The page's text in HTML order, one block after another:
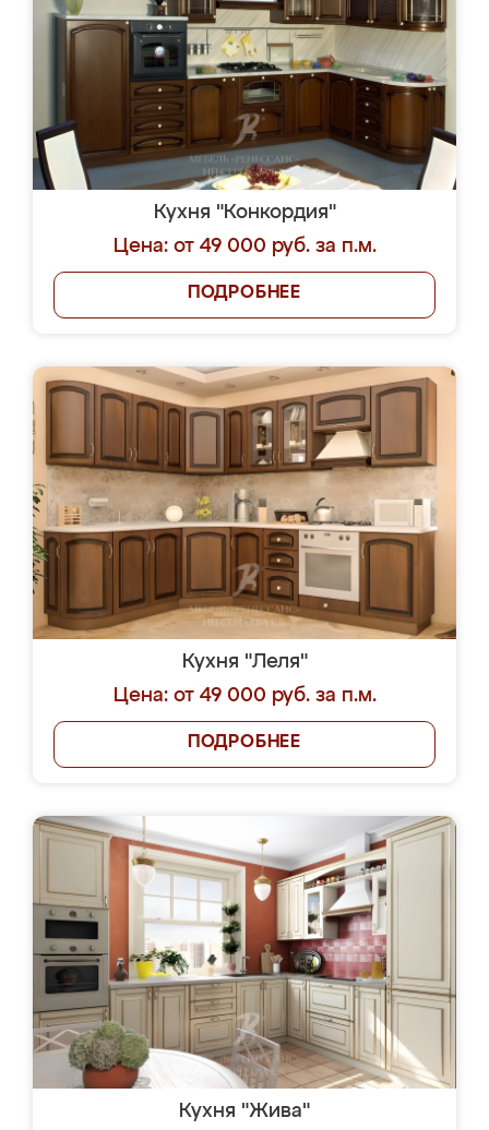
Кухня "Конкордия"
Цена: от 49 000 руб. за п.м.
ПОДРОБНЕЕ
Кухня "Леля"
Цена: от 49 000 руб. за п.м.
ПОДРОБНЕЕ
Кухня "Жива"